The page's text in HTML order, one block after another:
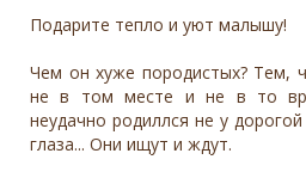
Подарите тепло и уют малышу!
Чем он хуже породистых? Тем,
не в том месте и не в то
неудачно родиллся не у
глаза... Они ищут и ждут.